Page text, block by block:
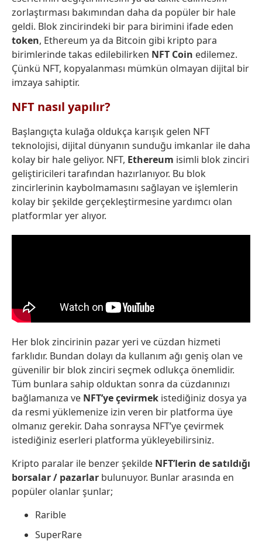
zorlaştırması bakımından daha da popüler bir hale
geldi. Blok zincirindeki bir para birimini ifade eden
token, Ethereum ya da Bitcoin gibi kripto para
birimlerinde takas edilebilirken NFT Coin edilemez.
Çünkü NFT, kopyalanması mümkün olmayan dijital bir
imzaya sahiptir.
NFT nasıl yapılır?
Başlangıçta kulağa oldukça karışık gelen NFT
teknolojisi, dijital dünyanın sunduğu imkanlar ile daha
kolay bir hale geliyor. NFT, Ethereum isimli blok zinciri
geliştiricileri tarafından hazırlanıyor. Bu blok
zincirlerinin kaybolmamasını sağlayan ve işlemlerin
kolay bir şekilde gerçekleştirmesine yardımcı olan
platformlar yer alıyor.
Her blok zincirinin pazar yeri ve cüzdan hizmeti
farklıdır. Bundan dolayı da kullanım ağı geniş olan ve
güvenilir bir blok zinciri seçmek odlukça önemlidir.
Tüm bunlara sahip olduktan sonra da cüzdanınızı
bağlamanıza ve NFT’ye çevirmek istediğiniz dosya ya
da resmi yüklemenize izin veren bir platforma üye
olmanız gerekir. Daha sonraysa NFT’ye çevirmek
istediğiniz eserleri platforma yükleyebilirsiniz.
Kripto paralar ile benzer şekilde NFT’lerin de satıldığı
borsalar / pazarlar bulunuyor. Bunlar arasında en
popüler olanlar şunlar;
Rarible
SuperRare